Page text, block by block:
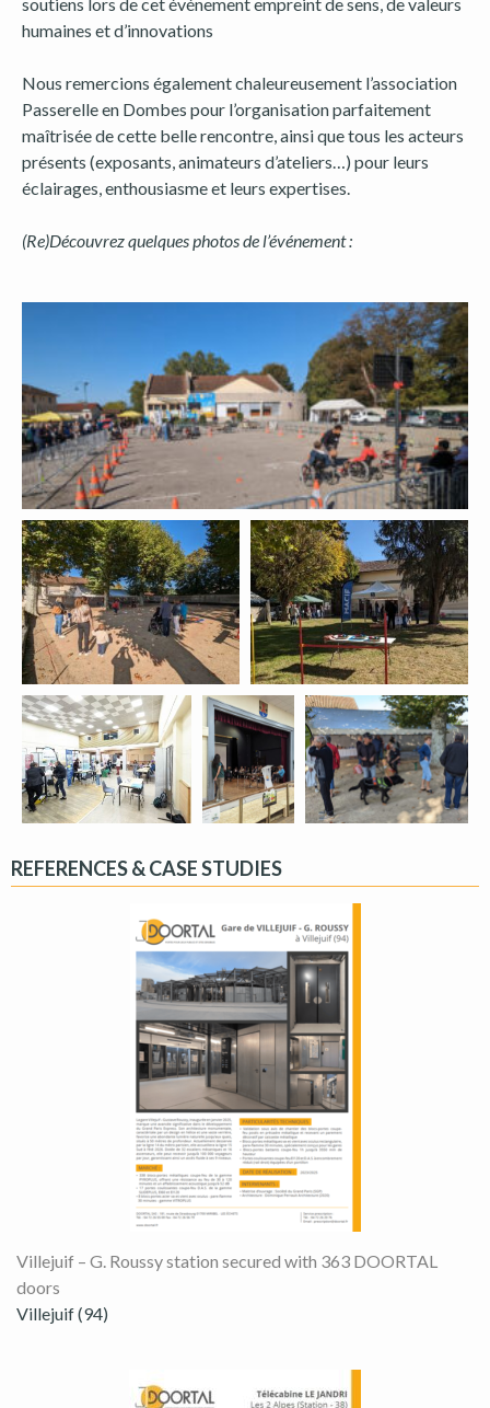
humaines et d’innovations
Nous remercions également chaleureusement l’association
Passerelle en Dombes pour l’organisation parfaitement
maîtrisée de cette belle rencontre, ainsi que tous les acteurs
présents (exposants, animateurs d’ateliers…) pour leurs
éclairages, enthousiasme et leurs expertises.
(Re)Découvrez quelques photos de l’événement :
REFERENCES & CASE STUDIES
Villejuif – G. Roussy station secured with 363 DOORTAL
doors
Villejuif (94)